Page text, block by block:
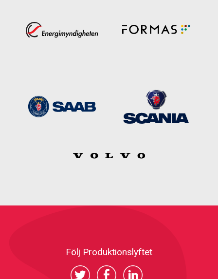
Följ Produktionslyftet